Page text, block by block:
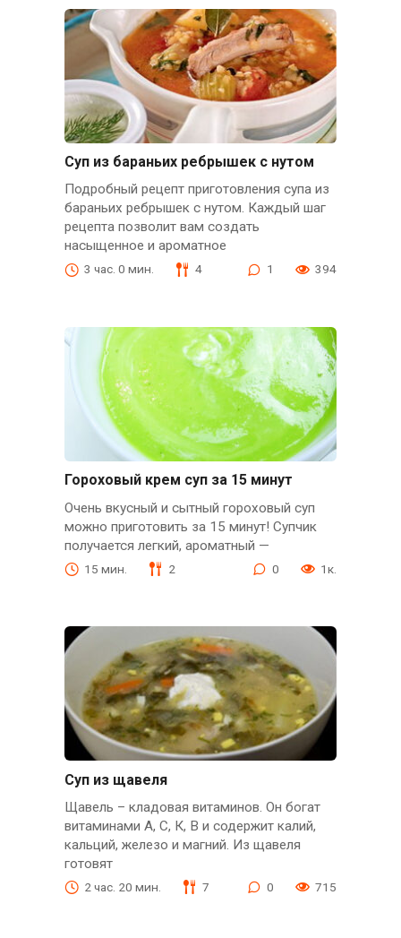
Суп из бараньих ребрышек с нутом
Подробный рецепт приготовления супа из
бараньих ребрышек с нутом. Каждый шаг
рецепта позволит вам создать
насыщенное и ароматное
3 час. 0 мин. 4 1 394
Гороховый крем суп за 15 минут
Очень вкусный и сытный гороховый суп
можно приготовить за 15 минут! Супчик
получается легкий, ароматный —
15 мин. 2 0 1к.
Суп из щавеля
Щавель – кладовая витаминов. Он богат
витаминами А, С, К, В и содержит калий,
кальций, железо и магний. Из щавеля
готовят
2 час. 20 мин. 7 0 715